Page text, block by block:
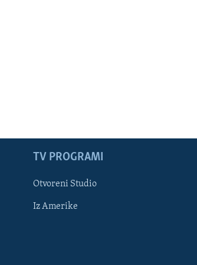
TV PROGRAMI
Otvoreni Studio
Iz Amerike